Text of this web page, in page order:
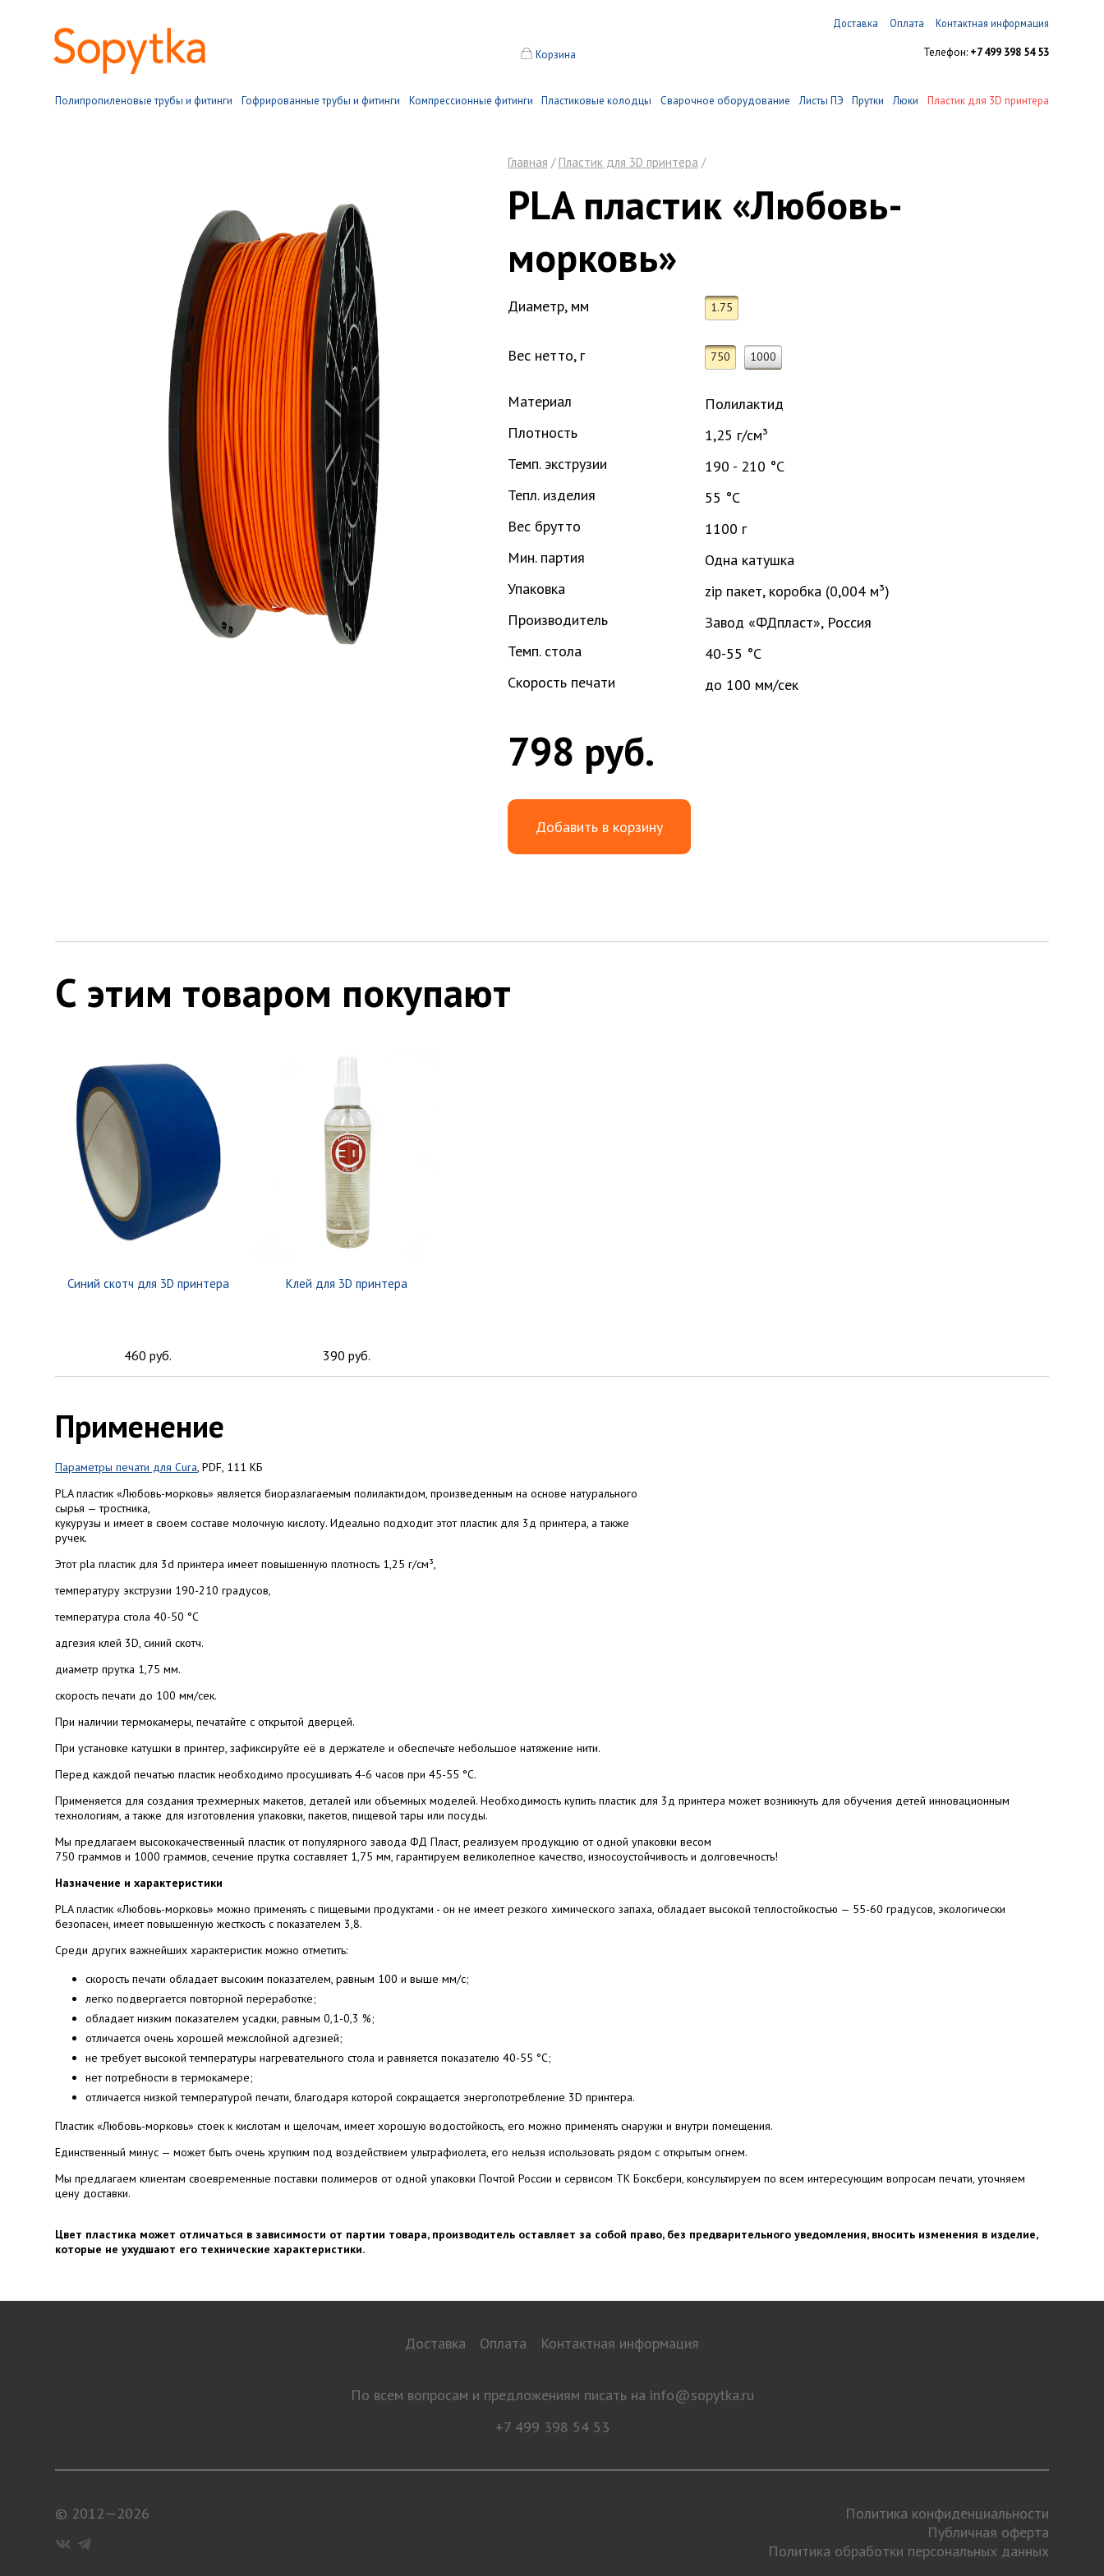
Контактная информация
Оплата
Доставка
Корзина Телефон: +7 499 398 54 53
Полипропиленовые трубы и фитинги Гофрированные трубы и фитинги Компрессионные фитинги Пластиковые колодцы Сварочное оборудование Листы ПЭ Прутки Люки Пластик для 3D принтера
Главная / Пластик для 3D принтера /
PLA пластик «Любовь-
морковь»
Диаметр, мм 1.75
Вес нетто, г 750 1000
Материал
Полилактид
Плотность
1,25 г/см³
Темп. экструзии
190 - 210 °С
Тепл. изделия
55 °C
Вес брутто
1100 г
Мин. партия
Одна катушка
Упаковка
zip пакет, коробка (0,004 м³)
Производитель
Завод «ФДпласт», Россия
Темп. стола
40-55 °C
Скорость печати
до 100 мм/сек
798 руб.
Добавить в корзину
С этим товаром покупают
Синий скотч для 3D принтера
460 руб.
Клей для 3D принтера
390 руб.
Применение
Параметры печати для Сura, PDF, 111 КБ
PLA пластик «Любовь-морковь» является биоразлагаемым полилактидом, произведенным на основе натурального
сырья — тростника,
кукурузы и имеет в своем составе молочную кислоту. Идеально подходит этот пластик для 3д принтера, а также
ручек.
Этот pla пластик для 3d принтера имеет повышенную плотность 1,25 г/см³,
температуру экструзии 190-210 градусов,
температура стола 40-50 ­°С
адгезия клей 3D, синий скотч.
диаметр прутка 1,75 мм.
скорость печати до 100 мм/сек.
При наличии термокамеры, печатайте с открытой дверцей.
При установке катушки в принтер, зафиксируйте её в держателе и обеспечьте небольшое натяжение нити.
Перед каждой печатью пластик необходимо просушивать 4-6 часов при 45-55­ °С.
Применяется для создания трехмерных макетов, деталей или объемных моделей. Необходимость купить пластик для 3д принтера может возникнуть для обучения детей инновационным
технологиям, а также для изготовления упаковки, пакетов, пищевой тары или посуды.
Мы предлагаем высококачественный пластик от популярного завода ФД Пласт, реализуем продукцию от одной упаковки весом
750 граммов и 1000 граммов, сечение прутка составляет 1,75 мм, гарантируем великолепное качество, износоустойчивость и долговечность!
Назначение и характеристики
PLA пластик «Любовь-морковь» можно применять с пищевыми продуктами - он не имеет резкого химического запаха, обладает высокой теплостойкостью — 55-60 градусов, экологически
безопасен, имеет повышенную жесткость с показателем 3,8.
Среди других важнейших характеристик можно отметить:
скорость печати обладает высоким показателем, равным 100 и выше мм/с;
легко подвергается повторной переработке;
обладает низким показателем усадки, равным 0,1-0,3 %;
отличается очень хорошей межслойной адгезией;
не требует высокой температуры нагревательного стола и равняется показателю 40-55 °С;
нет потребности в термокамере;
отличается низкой температурой печати, благодаря которой сокращается энергопотребление 3D принтера.
Пластик «Любовь-морковь» стоек к кислотам и щелочам, имеет хорошую водостойкость, его можно применять снаружи и внутри помещения.
Единственный минус — может быть очень хрупким под воздействием ультрафиолета, его нельзя использовать рядом с открытым огнем.
Мы предлагаем клиентам своевременные поставки полимеров от одной упаковки Почтой России и сервисом ТК Боксбери, консультируем по всем интересующим вопросам печати, уточняем
цену доставки.
Цвет пластика может отличаться в зависимости от партии товара, производитель оставляет за собой право, без предварительного уведомления, вносить изменения в изделие,
которые не ухудшают его технические характеристики.
Доставка Оплата Контактная информация
По всем вопросам и предложениям писать на info@sopytka.ru
+7 499 398 54 53
© 2012—2026
Политика конфиденциальности
Публичная оферта
Политика обработки персональных данных